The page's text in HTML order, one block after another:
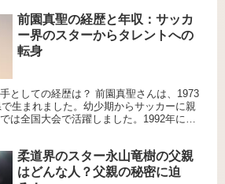
前園真聖の経歴と年収：サッカ
ー界のスターからタレントへの
転身
としての経歴は？ 前園真聖さんは、1973
生まれました。幼少期からサッカーに親
は全国大会で活躍しました。1992年にJ
柔道界のスター永山竜樹の父親
はどんな人？父親の秘密に迫